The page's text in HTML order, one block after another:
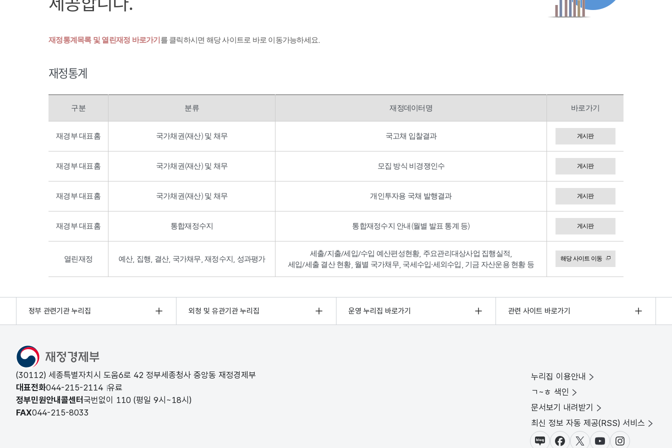
재정통계목록 및 열린재정 바로가기 를 클릭하시면 해당 사이트로 바로 이동가능하세요.
재정통계
구분 분류 재정데이터명 바로가기
재경부 대표홈 국가채권(재산) 및 채무 국고채 입찰결과 게시판
재경부 대표홈 국가채권(재산) 및 채무 모집 방식 비경쟁인수 게시판
재경부 대표홈 국가채권(재산) 및 채무 개인투자용 국채 발행결과 게시판
재경부 대표홈 통합재정수지 통합재정수지 안내(월별 발표 통계 등) 게시판
열린재정 예산, 집행, 결산, 국가채무, 재정수지, 성과평가
세출/지출/세입/수입 예산편성현황, 주요관리대상사업 집행실적,
세입/세출 결산 현황, 월별 국가채무, 국세수입·세외수입, 기금 자산운용 현황 등
해당 사이트 이동
정부 관련기관 누리집 외청 및 유관기관 누리집 운영 누리집 바로가기 관련 사이트 바로가기
(30112) 세종특별자치시 도움6로 42 정부세종청사 중앙동 재정경제부
대표전화044-215-2114 유료
정부민원안내콜센터 국번없이 110 (평일 9시~18시)
FAX044-215-8033
누리집 이용안내
ㄱ~ㅎ 색인
문서보기 내려받기
최신 정보 자동 제공(RSS) 서비스
블로그페이스북X(트위터)
유튜브인스타그램